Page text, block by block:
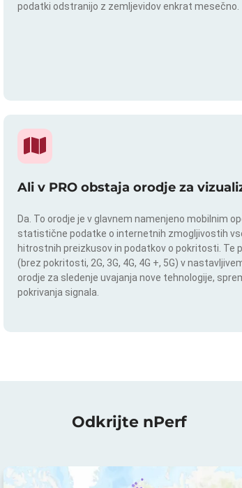
podatki odstranijo z zemljevidov enkrat mesečno.
Ali v PRO obstaja orodje za
Da. To orodje je v glavnem namenjeno mobilnim
statistične podatke o internetnih zmogljivostih
hitrostnih preizkusov in podatkov o pokritosti. Te
(brez pokritosti, 2G, 3G, 4G, 4G +, 5G) v
orodje za sledenje uvajanja nove tehnologije,
pokrivanja signala.
Odkrijte nPerf